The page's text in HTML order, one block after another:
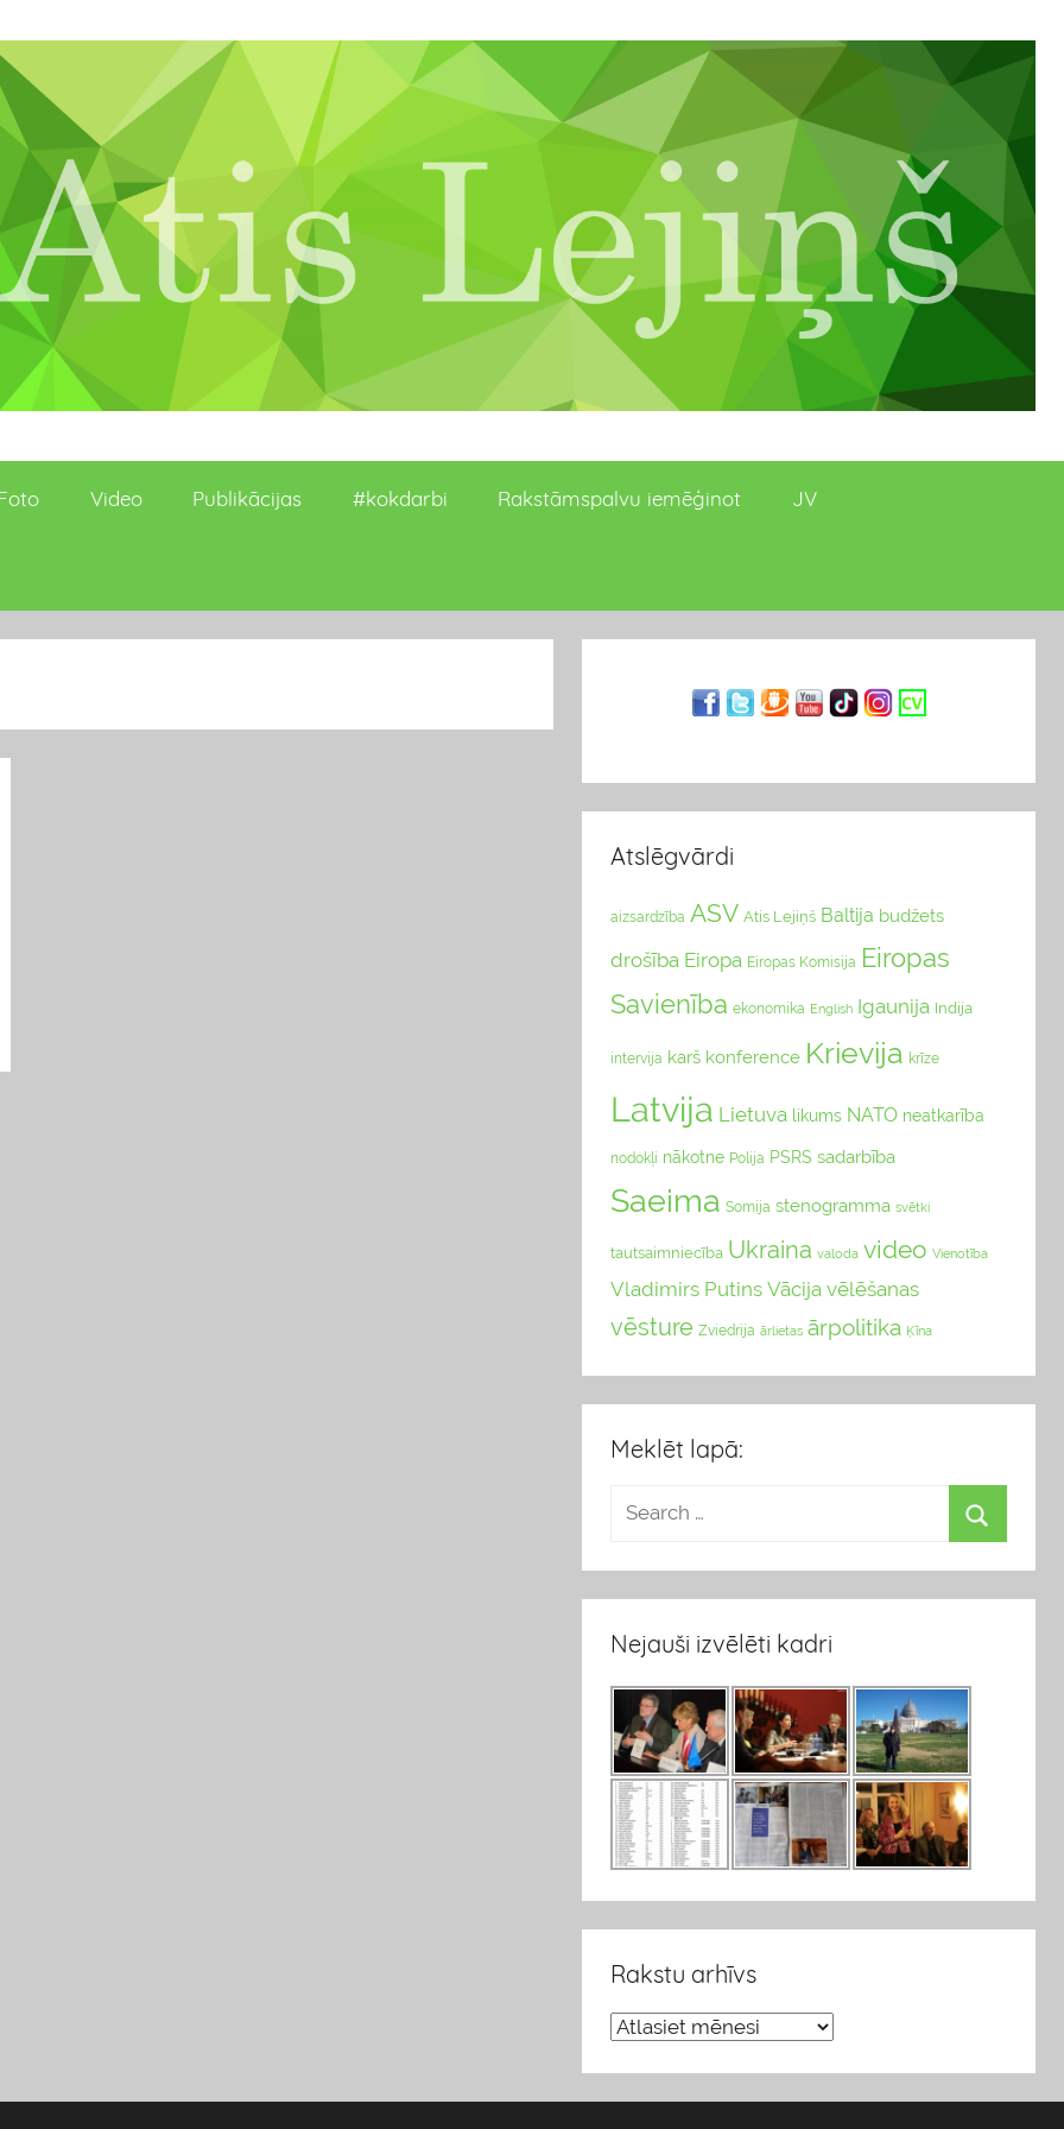
Video Publikācijas #kokdarbi Rakstāmspalvu iemēģinot JV
Atslēgvārdi
aizsardzība ASV Atis Lejiņš Baltija budžets
drošība Eiropa Eiropas Komisija Eiropas
Savienība ekonomika English Igaunija Indija
intervija karš konference Krievija krīze
Latvija Lietuva likums NATO neatkarība
nodokļi nākotne Polija PSRS sadarbība
Saeima Somija stenogramma svētki
tautsaimniecība Ukraina valoda video Vienotība
Vladimirs Putins Vācija vēlēšanas
vēsture Zviedrija ārlietas ārpolitika Ķīna
Meklēt lapā:
Nejauši izvēlēti kadri
Rakstu arhīvs
R